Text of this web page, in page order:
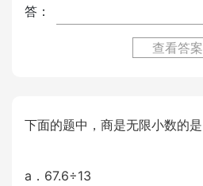
答：
查看答案
下面的题中，商是无限小数的是
a．67.6÷13